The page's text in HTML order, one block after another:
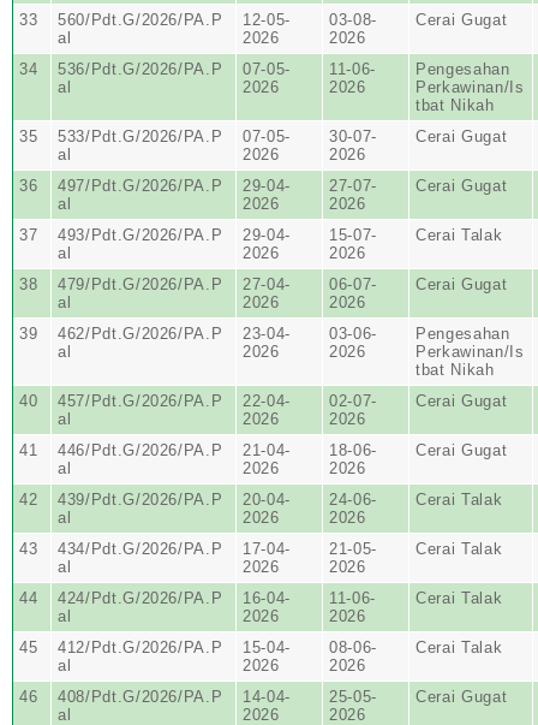
33
560/Pdt.G/2026/PA.P
al
12-05-
2026
03-08-
2026
Cerai Gugat
34
536/Pdt.G/2026/PA.P
al
07-05-
2026
11-06-
2026
Pengesahan
Perkawinan/Is
tbat Nikah
35
533/Pdt.G/2026/PA.P
al
07-05-
2026
30-07-
2026
Cerai Gugat
36
497/Pdt.G/2026/PA.P
al
29-04-
2026
27-07-
2026
Cerai Gugat
37
493/Pdt.G/2026/PA.P
al
29-04-
2026
15-07-
2026
Cerai Talak
38
479/Pdt.G/2026/PA.P
al
27-04-
2026
06-07-
2026
Cerai Gugat
39
462/Pdt.G/2026/PA.P
al
23-04-
2026
03-06-
2026
Pengesahan
Perkawinan/Is
tbat Nikah
40
457/Pdt.G/2026/PA.P
al
22-04-
2026
02-07-
2026
Cerai Gugat
41
446/Pdt.G/2026/PA.P
al
21-04-
2026
18-06-
2026
Cerai Gugat
42
439/Pdt.G/2026/PA.P
al
20-04-
2026
24-06-
2026
Cerai Talak
43
434/Pdt.G/2026/PA.P
al
17-04-
2026
21-05-
2026
Cerai Talak
44
424/Pdt.G/2026/PA.P
al
16-04-
2026
11-06-
2026
Cerai Talak
45
412/Pdt.G/2026/PA.P
al
15-04-
2026
08-06-
2026
Cerai Talak
46
408/Pdt.G/2026/PA.P
al
14-04-
2026
25-05-
2026
Cerai Gugat